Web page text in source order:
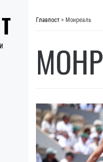
Главпост > Монреаль